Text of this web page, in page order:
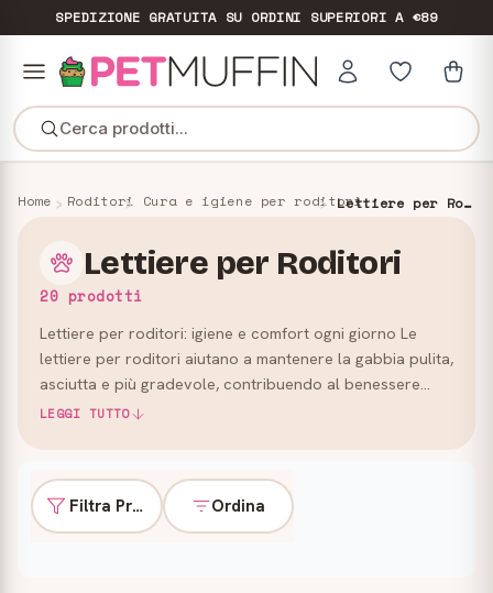
SPEDIZIONE GRATUITASU ORDINI SUPERIORI A €89
Cerca prodotti...
Home Roditori Cura e igiene per roditori Lettiere per Roditori
Lettiere per Roditori
20 prodotti
Lettiere per roditori: igiene e comfort ogni giorno Le
lettiere per roditori aiutano a mantenere la gabbia pulita,
asciutta e più gradevole, contribuendo al benessere
quotidiano di conigli, criceti, cavie e altri piccol…
LEGGI TUTTO
Filtra Prodotti Ordina